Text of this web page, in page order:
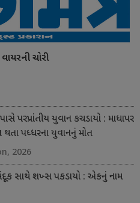
ચોરી
પરપ્રાંતીય યુવાન કચડાયો : માધાપર
પધ્ધરના યુવાનનું મોત
2026
સાથે શખ્સ પકડાયો : એકનું નામ